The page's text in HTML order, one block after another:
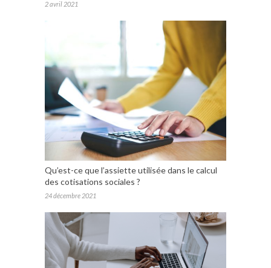
2 avril 2021
Qu’est-ce que l’assiette utilisée dans le calcul
des cotisations sociales ?
24 décembre 2021